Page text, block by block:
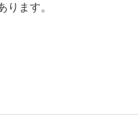
ます。